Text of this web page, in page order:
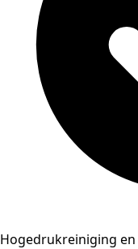
Hogedrukreiniging en